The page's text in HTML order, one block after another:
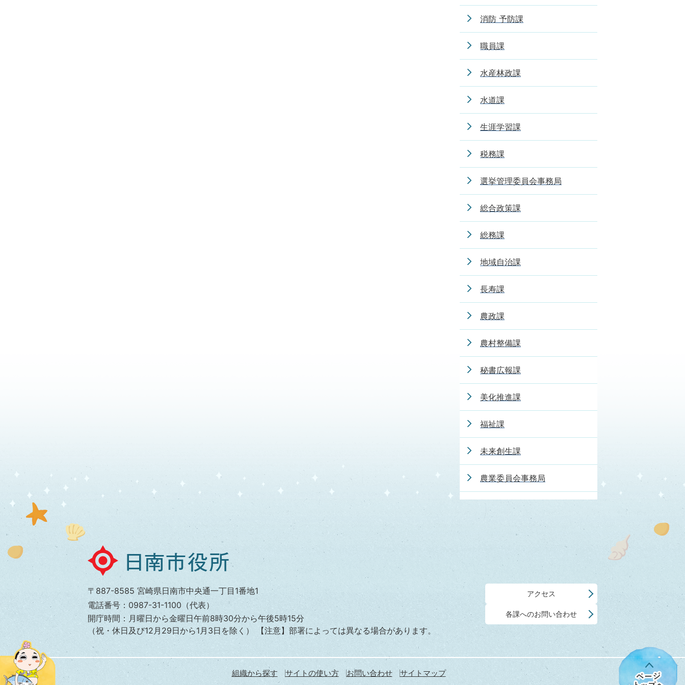
消防 予防課
職員課
水産林政課
水道課
生涯学習課
税務課
選挙管理委員会事務局
総合政策課
総務課
地域自治課
長寿課
農政課
農村整備課
秘書広報課
美化推進課
福祉課
未来創生課
農業委員会事務局
日
南
役
所
〒887-8585 宮崎県日南市中央通一丁目1番地1
電話番号：0987-31-1100（代表）
開庁時間：月曜日から金曜日午前8時30分から午後5時15分
（祝・休日及び12月29日から1月3日を除く）
【注意】部署によっては異なる場合があります。
アクセス
各課へのお問い合わせ
組織から探す サイトの使い方 お問い合わせ サイトマップ